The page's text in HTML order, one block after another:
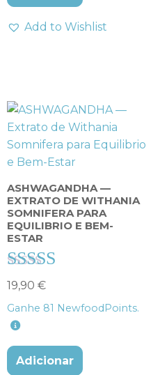
Add to Wishlist
ASHWAGANDHA —
EXTRATO DE WITHANIA
SOMNIFERA PARA
EQUILIBRIO E BEM-
ESTAR
Avaliação
4.00
de 5
19,90 €
Ganhe 81 NewfoodPoints.
Adicionar